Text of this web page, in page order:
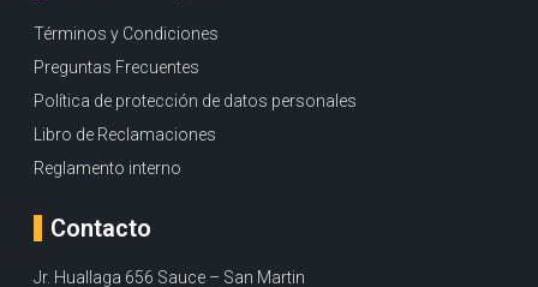
Términos y Condiciones
Preguntas Frecuentes
Política de protección de datos personales
Libro de Reclamaciones
Reglamento interno
Contacto
Jr. Huallaga 656 Sauce – San Martin